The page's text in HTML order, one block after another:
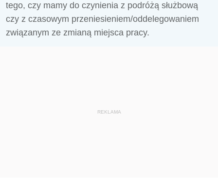
tego, czy mamy do czynienia z podróżą służbową
czy z czasowym przeniesieniem/oddelegowaniem
związanym ze zmianą miejsca pracy.
REKLAMA